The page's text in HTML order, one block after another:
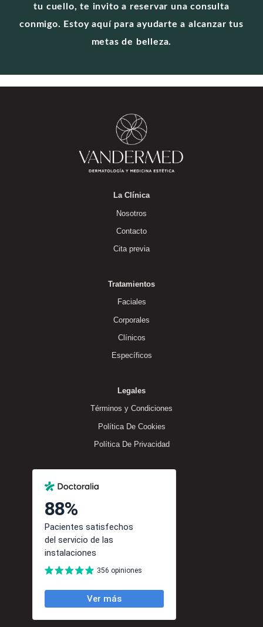
tu cuello, te invito a reservar una consulta
conmigo. Estoy aquí para ayudarte a alcanzar tus
metas de belleza.
La Clínica
Nosotros
Contacto
Cita previa
Tratamientos
Faciales
Corporales
Clínicos
Específicos
Legales
Términos y Condiciones
Política De Cookies
Política De Privacidad